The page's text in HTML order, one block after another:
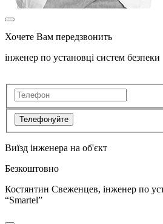
Хочете Вам передзвонить
інженер по установці систем безпеки
Телефонуйте
Виїзд інженера на об'єкт
Безкоштовно
Костянтин Свеженцев, інженер по
“Smartel”